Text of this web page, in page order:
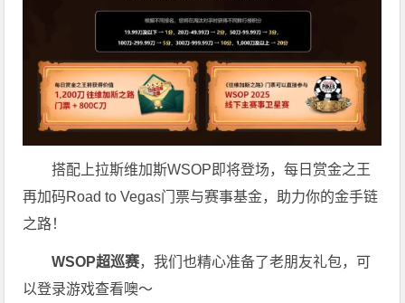
搭配上拉斯维加斯WSOP即将登场，每日赏金之王
再加码Road to Vegas门票与赛事基金，助力你的金手链
之路！
WSOP超巡赛，我们也精心准备了老朋友礼包，可
以登录游戏查看噢～